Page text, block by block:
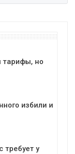
тарифы, но
избили и
требует у